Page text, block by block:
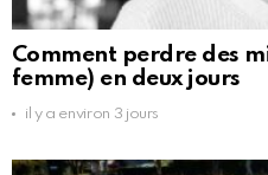
Comment perdre des
femme) en deux jours
il y a environ 3 jours